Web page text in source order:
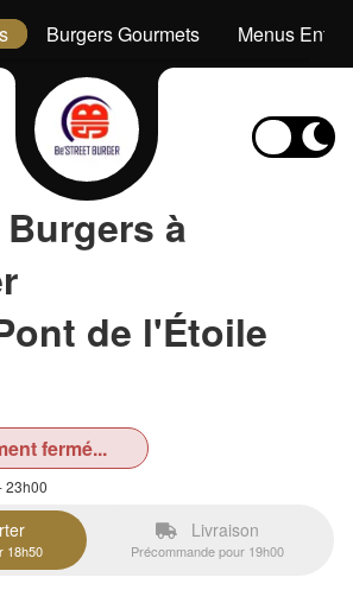
Burgers Gourmets Menus Enfant
à
de l'Étoile
fermé...
23h00
18h50
Livraison
Précommande pour 19h00